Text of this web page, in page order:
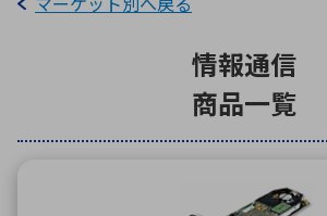
シミュレーター
情報通信
商品一覧